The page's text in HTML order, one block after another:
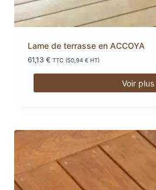
Lame de terrasse en ACCOYA
61,13 € TTC (50,94 € HT)
Voir plus